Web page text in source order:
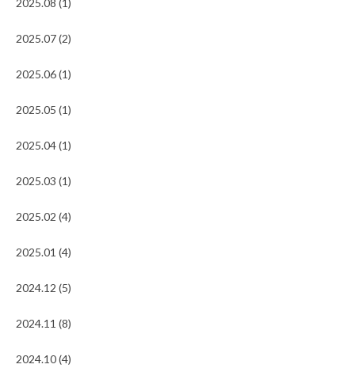
2025.08 (1)
2025.07 (2)
2025.06 (1)
2025.05 (1)
2025.04 (1)
2025.03 (1)
2025.02 (4)
2025.01 (4)
2024.12 (5)
2024.11 (8)
2024.10 (4)